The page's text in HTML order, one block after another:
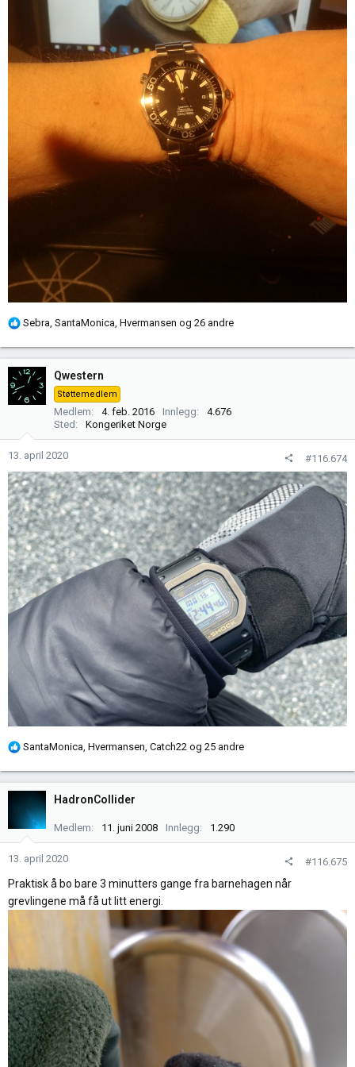
R
k
s
j
:
Sebra SantaMonica Hvermansen og 26 andre
Qwestern
Støttemedlem
Medlem 4. feb. 2016 Innlegg
4.676
Sted
Kongeriket Norge
13. april 2020 #116.674
R
k
s
n
r
:
SantaMonica Hvermansen Catch22 og 25 andre
HadronCollider
Medlem 11. juni 2008 Innlegg 1.290
13. april 2020 #116.675
Praktisk å bo bare 3 minutters gange fra barnehagen når
grevlingene må få ut litt energi.